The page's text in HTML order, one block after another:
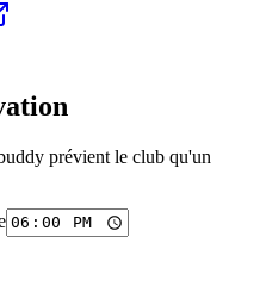
prévient le club qu'un